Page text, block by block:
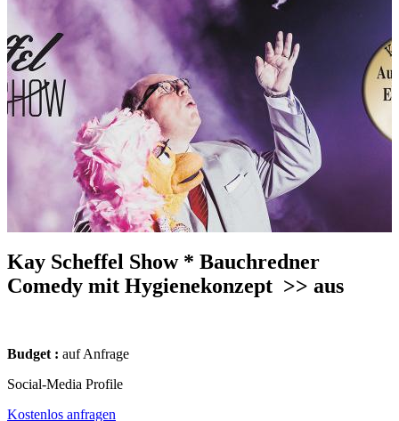
Kay Scheffel Show * Bauchredner
Comedy mit Hygienekonzept >> aus
Budget : auf Anfrage
Social-Media Profile
Kostenlos anfragen